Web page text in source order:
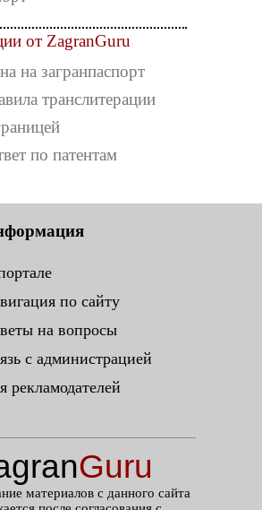
от ZagranGuru
на загранпаспорт
транслитерации
по патентам
по сайту
на вопросы
с администрацией
рекламодателей
Guru
материалов с данного сайта